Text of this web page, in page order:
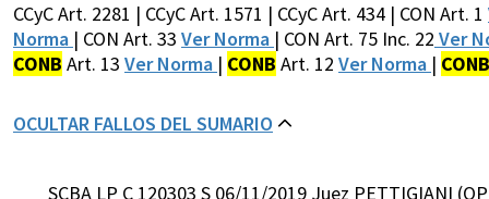
CCyC Art. 2281 | CCyC Art. 1571 | CCyC Art. 434 | CON Art. 1
Norma | CON Art. 33 Ver Norma | CON Art. 75 Inc. 22 Ver
CONB Art. 13 Ver Norma | CONB Art. 12 Ver Norma | CONB
OCULTAR FALLOS DEL SUMARIO
SCBA LP C 120303 S 06/11/2019 Juez PETTIGIANI